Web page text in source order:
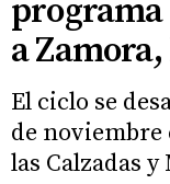
programa
a
El ciclo se
de noviembre
las Calzadas